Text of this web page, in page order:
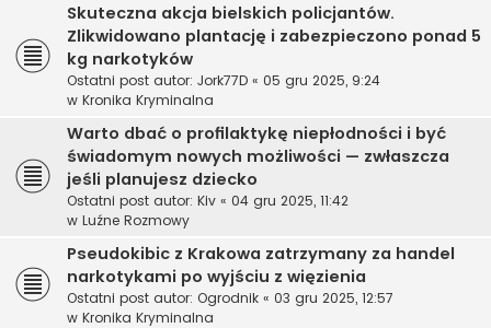
Skuteczna akcja bielskich policjantów.
Zlikwidowano plantację i zabezpieczono ponad 5
kg narkotyków
Ostatni post autor: Jork77D « 05 gru 2025, 9:24
w Kronika Kryminalna
Warto dbać o profilaktykę niepłodności i być
świadomym nowych możliwości — zwłaszcza
jeśli planujesz dziecko
Ostatni post autor: Kiv « 04 gru 2025, 11:42
w Luźne Rozmowy
Pseudokibic z Krakowa zatrzymany za handel
narkotykami po wyjściu z więzienia
Ostatni post autor: Ogrodnik « 03 gru 2025, 12:57
w Kronika Kryminalna